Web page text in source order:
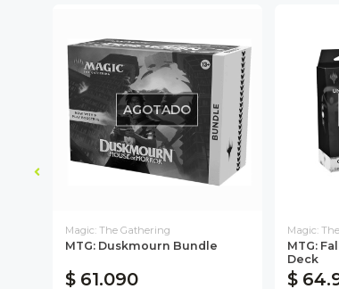
AGOTADO
Magic: The Gathering
MTG: Duskmourn Bundle
$ 61.090
Magic:
MTG:
Deck
$